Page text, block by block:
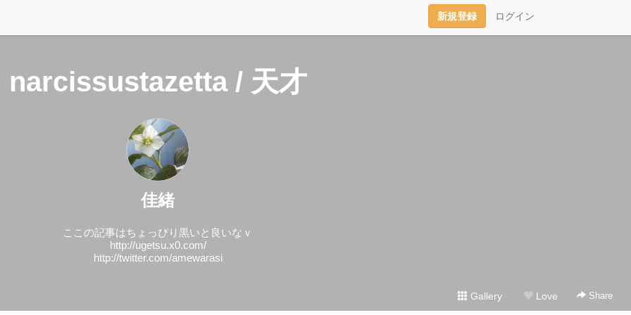
新規登録 ログイン
narcissustazetta / 天才
佳緒
ここの記事はちょっぴり黒いと良いなｖ
http://ugetsu.x0.com/
http://twitter.com/amewarasi
Gallery Love Share